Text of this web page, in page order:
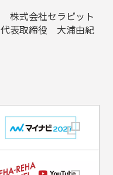
株式会社セラピット
代表取締役 大浦由紀